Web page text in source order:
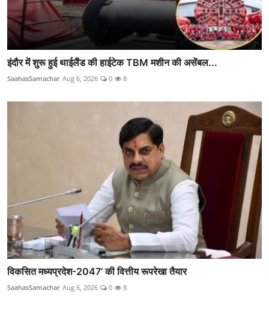
इंदौर में शुरू हुई थाईलैंड की हाईटेक TBM मशीन की असेंबल...
SaahasSamachar Aug 6, 2026 0 8
विकसित मध्यप्रदेश-2047’ की वित्तीय रूपरेखा तैयार
SaahasSamachar Aug 6, 2026 0 8